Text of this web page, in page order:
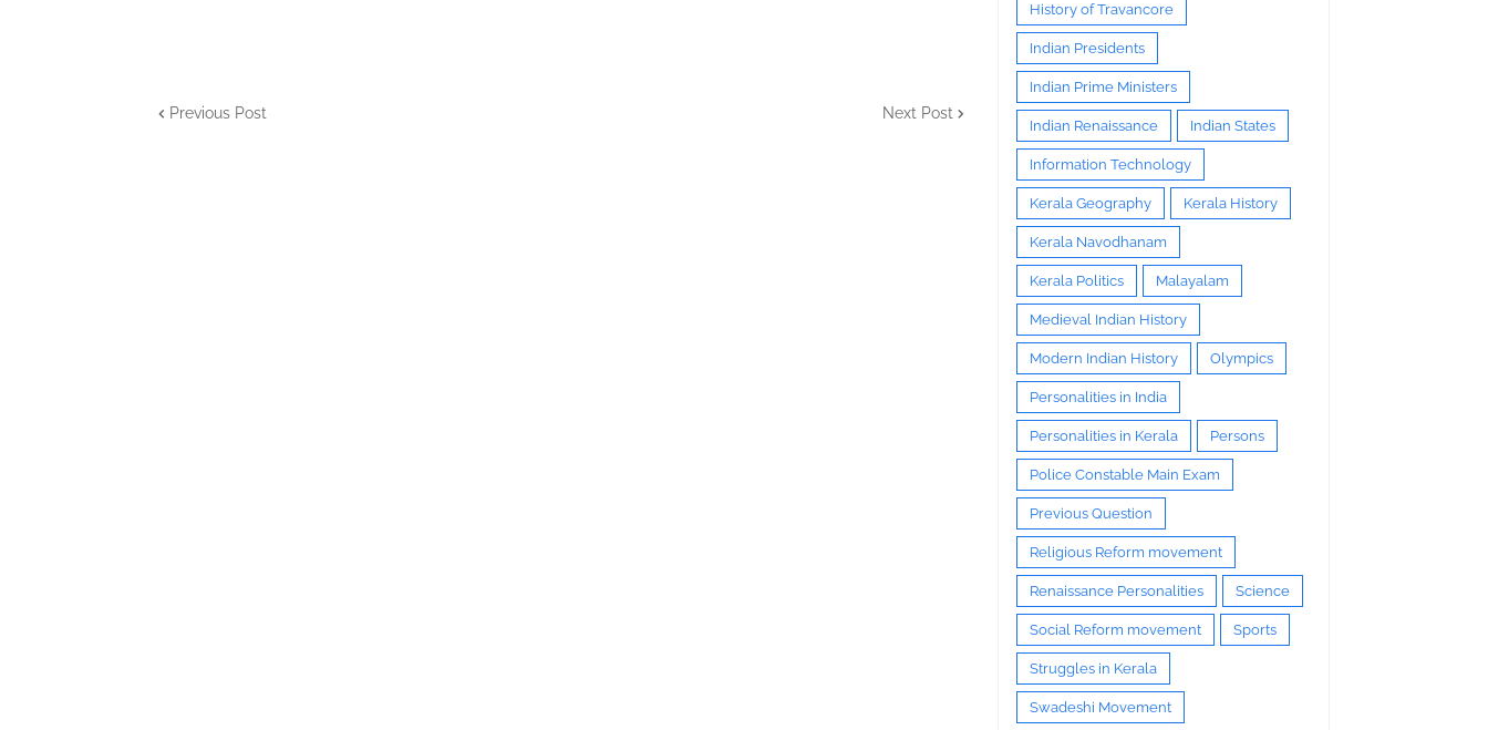
Previous Post Next Post
History of Travancore
Indian Presidents
Indian Prime Ministers
Indian Renaissance Indian States
Information Technology
Kerala Geography Kerala History
Kerala Navodhanam
Kerala Politics Malayalam
Medieval Indian History
Modern Indian History Olympics
Personalities in India
Personalities in Kerala Persons
Police Constable Main Exam
Previous Question
Religious Reform movement
Renaissance Personalities Science
Social Reform movement Sports
Struggles in Kerala
Swadeshi Movement